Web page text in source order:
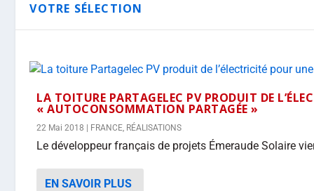
VOTRE SÉLECTION
LA TOITURE PARTAGELEC PV PRODUIT DE
« AUTOCONSOMMATION PARTAGÉE »
22 Mai 2018 FRANCE, RÉALISATIONS
Le développeur français de projets Émeraude Solaire
EN SAVOIR PLUS